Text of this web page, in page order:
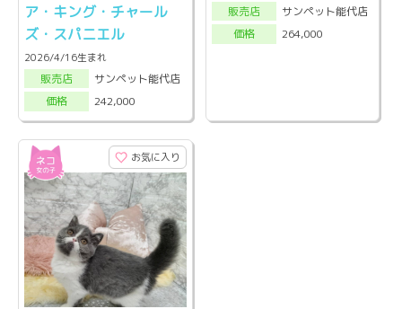
ア・キング・チャール
ズ・スパニエル
2026/4/16生まれ
販売店
サンペット能代店
価格
242,000
販売店
サンペット能代店
価格
264,000
お気に入り